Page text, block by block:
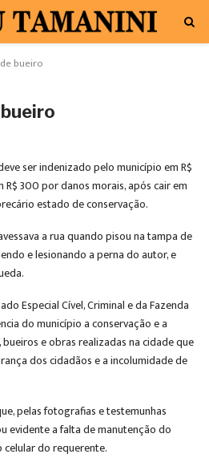
bueiro
ser indenizado pelo município em R$
300 por danos morais, após cair em
estado de conservação.
a rua quando pisou na tampa de
e lesionando a perna do autor, e
Especial Cível, Criminal e da Fazenda
do município a conservação e a
e obras realizadas na cidade que
dos cidadãos e a incolumidade de
pelas fotografias e testemunhas
evidente a falta de manutenção do
celular do requerente.